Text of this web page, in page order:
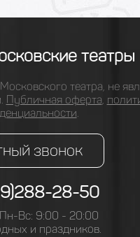
театры
театра, не
Публичная оферта,
.
звонок
28-50
Вс: 9:00 - 20:00
и праздников.